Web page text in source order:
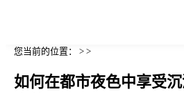
您当前的位置： > >
如何在都市夜色中享受